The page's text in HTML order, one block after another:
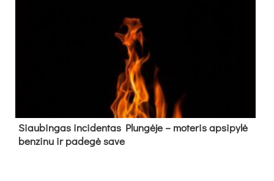
Siau­bin­gas in­ci­den­tas Plun­gė­je – mo­te­ris ap­si­py­lė
ben­zi­nu ir pa­de­gė sa­ve